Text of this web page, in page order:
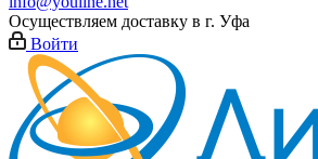
Осуществляем доставку в г. Уфа
Войти